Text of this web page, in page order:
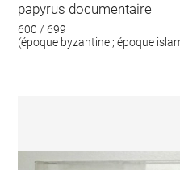
papyrus documentaire
600 / 699
(époque byzantine ; époque